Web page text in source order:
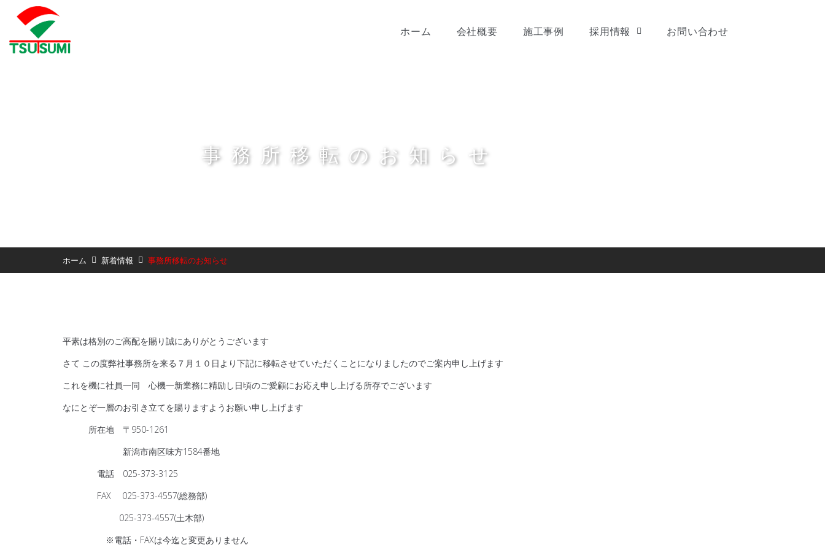
ホーム 会社概要 施工事例 採用情報 お問い合わせ
事務所移転のお知らせ
ホーム 新着情報 事務所移転のお知らせ
平素は格別のご高配を賜り誠にありがとうございます
さて この度弊社事務所を来る７月１０日より下記に移転させていただくことになりましたのでご案内申し上げます
これを機に社員一同 心機一新業務に精励し日頃のご愛顧にお応え申し上げる所存でございます
なにとぞ一層のお引き立てを賜りますようお願い申し上げます
所在地 〒950-1261
新潟市南区味方1584番地
電話 025-373-3125
FAX 025-373-4557(総務部)
025-373-4557(土木部)
※電話・FAXは今迄と変更ありません